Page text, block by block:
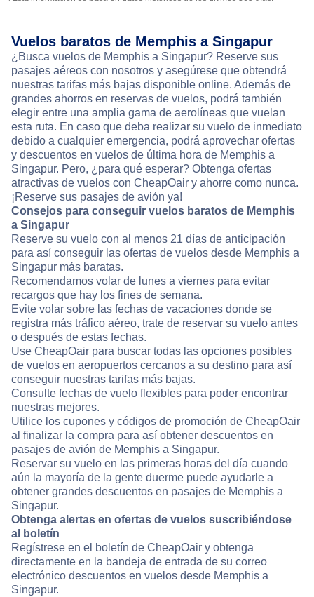
Vuelos baratos de Memphis a Singapur
¿Busca vuelos de Memphis a Singapur? Reserve sus
pasajes aéreos con nosotros y asegúrese que obtendrá
nuestras tarifas más bajas disponible online. Además de
grandes ahorros en reservas de vuelos, podrá también
elegir entre una amplia gama de aerolíneas que vuelan
esta ruta. En caso que deba realizar su vuelo de inmediato
debido a cualquier emergencia, podrá aprovechar ofertas
y descuentos en vuelos de última hora de Memphis a
Singapur. Pero, ¿para qué esperar? Obtenga ofertas
atractivas de vuelos con CheapOair y ahorre como nunca.
¡Reserve sus pasajes de avión ya!
Consejos para conseguir vuelos baratos de Memphis
a Singapur
Reserve su vuelo con al menos 21 días de anticipación
para así conseguir las ofertas de vuelos desde Memphis a
Singapur más baratas.
Recomendamos volar de lunes a viernes para evitar
recargos que hay los fines de semana.
Evite volar sobre las fechas de vacaciones donde se
registra más tráfico aéreo, trate de reservar su vuelo antes
o después de estas fechas.
Use CheapOair para buscar todas las opciones posibles
de vuelos en aeropuertos cercanos a su destino para así
conseguir nuestras tarifas más bajas.
Consulte fechas de vuelo flexibles para poder encontrar
nuestras mejores.
Utilice los cupones y códigos de promoción de CheapOair
al finalizar la compra para así obtener descuentos en
pasajes de avión de Memphis a Singapur.
Reservar su vuelo en las primeras horas del día cuando
aún la mayoría de la gente duerme puede ayudarle a
obtener grandes descuentos en pasajes de Memphis a
Singapur.
Obtenga alertas en ofertas de vuelos suscribiéndose
al boletín
Regístrese en el boletín de CheapOair y obtenga
directamente en la bandeja de entrada de su correo
electrónico descuentos en vuelos desde Memphis a
Singapur.